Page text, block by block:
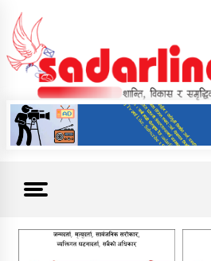
content
News For Nepal